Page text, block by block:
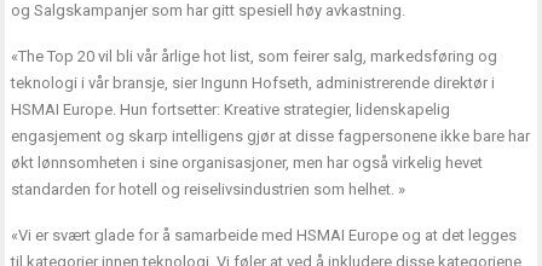
og Salgskampanjer som har gitt spesiell høy avkastning.
«The Top 20 vil bli vår årlige hot list, som feirer salg, markedsføring og
teknologi i vår bransje, sier Ingunn Hofseth, administrerende direktør i
HSMAI Europe. Hun fortsetter: Kreative strategier, lidenskapelig
engasjement og skarp intelligens gjør at disse fagpersonene ikke bare har
økt lønnsomheten i sine organisasjoner, men har også virkelig hevet
standarden for hotell og reiselivsindustrien som helhet. »
«Vi er svært glade for å samarbeide med HSMAI Europe og at det legges
til kategorier innen teknologi. Vi føler at ved å inkludere disse kategoriene